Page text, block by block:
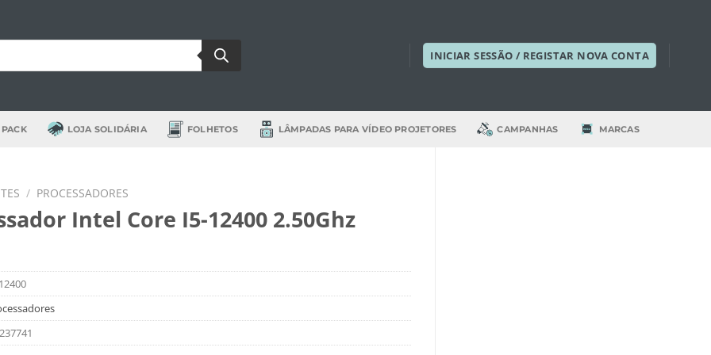
INICIAR SESSÃO / REGISTAR NOVA CONTA
LOJA SOLIDÁRIA FOLHETOS LÂMPADAS PARA VÍDEO PROJETORES CAMPANHAS MARCAS
/ PROCESSADORES
Intel Core I5-12400 2.50Ghz